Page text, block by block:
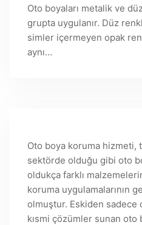
Oto boyaları metalik ve
grupta uygulanır. Düz
simler içermeyen opak
aynı…
Oto boya koruma hizmeti,
sektörde olduğu gibi oto
oldukça farklı
koruma uygulamalarının
olmuştur. Eskiden sadece
kısmi çözümler sunan